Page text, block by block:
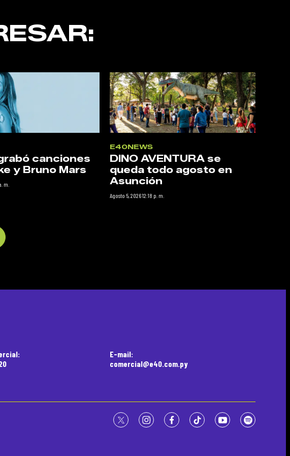
canciones
y Bruno Mars
m.
E40NEWS
DINO AVENTURA se
queda todo agosto en
Asunción
Agosto 5, 2026 12:18 p. m.
E-mail:
comercial@e40.com.py
twitter instagramfacebooktiktok youtubespotify